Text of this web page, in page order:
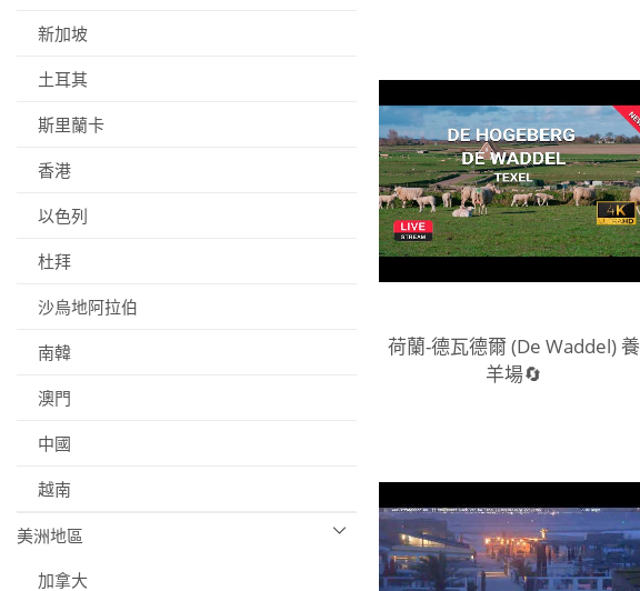
荷蘭-德瓦德爾 (De Waddel) 養
羊場🔄
新加坡
土耳其
斯里蘭卡
香港
以色列
杜拜
沙烏地阿拉伯
南韓
澳門
中國
越南
美洲地區
加拿大